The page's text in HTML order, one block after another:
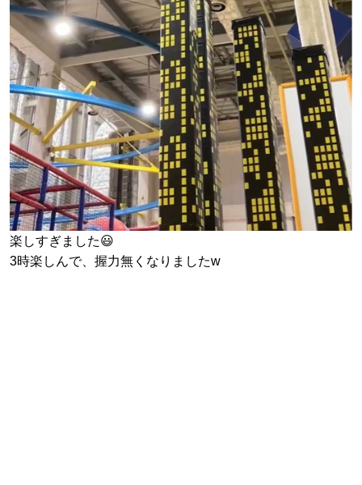
楽しすぎました😃
3時楽しんで、握力無くなりましたw